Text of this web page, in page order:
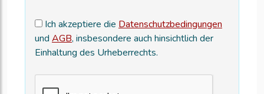
Ich akzeptiere die Datenschutzbedingungen
und AGB, insbesondere auch hinsichtlich der
Einhaltung des Urheberrechts.